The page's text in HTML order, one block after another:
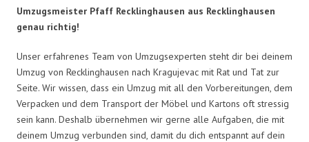
Umzugsmeister Pfaff Recklinghausen aus Recklinghausen
genau richtig!
Unser erfahrenes Team von Umzugsexperten steht dir bei deinem
Umzug von Recklinghausen nach Kragujevac mit Rat und Tat zur
Seite. Wir wissen, dass ein Umzug mit all den Vorbereitungen, dem
Verpacken und dem Transport der Möbel und Kartons oft stressig
sein kann. Deshalb übernehmen wir gerne alle Aufgaben, die mit
deinem Umzug verbunden sind, damit du dich entspannt auf dein